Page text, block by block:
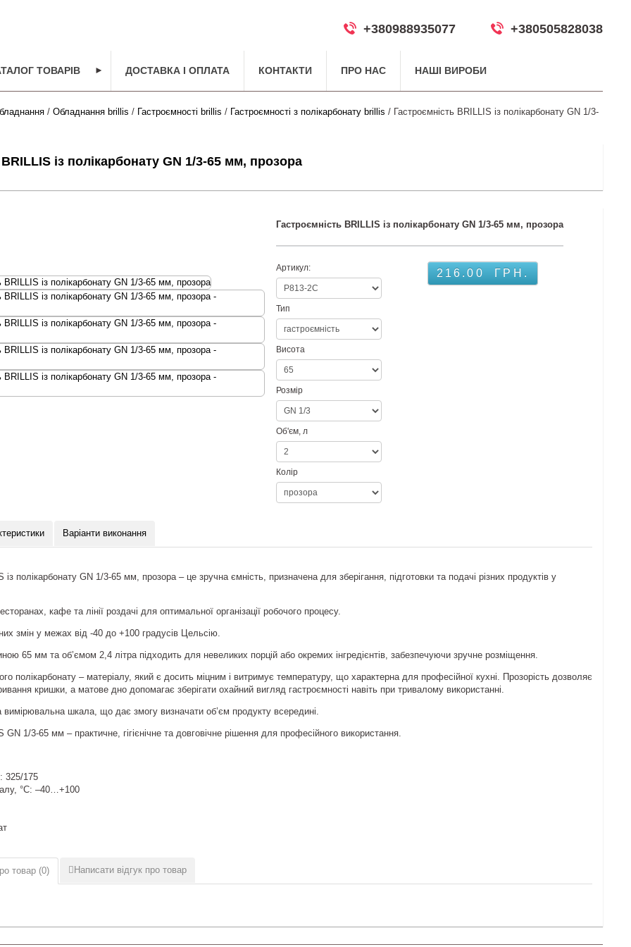
+380505828038
+380988935077
ТОВАРІВ ► ДОСТАВКА І ОПЛАТА КОНТАКТИ ПРО НАС НАШІ ВИРОБИ
/ Обладнання brillis / Гастроємності brillis / Гастроємності з полікарбонату brillis / Гастроємність BRILLIS із полікарбонату GN 1/3-
із полікарбонату GN 1/3-65 мм, прозора
Гастроємність BRILLIS із полікарбонату GN 1/3-65 мм, прозора
216.00 ГРН.
Артикул:
Тип
Висота
Розмір
Об'єм, л
Колір
Варіанти виконання
із полікарбонату GN 1/3-65 мм, прозора – це зручна ємність, призначена для зберігання, підготовки та подачі різних продуктів у
кафе та лінії роздачі для оптимальної організації робочого процесу.
змін у межах від -40 до +100 градусів Цельсію.
65 мм та об’ємом 2,4 літра підходить для невеликих порцій або окремих інгредієнтів, забезпечуючи зручне розміщення.
полікарбонату – матеріалу, який є досить міцним і витримує температуру, що характерна для професійної кухні. Прозорість дозволяє
кришки, а матове дно допомагає зберігати охайний вигляд гастроємності навіть при тривалому використанні.
вимірювальна шкала, що дає змогу визначати об’єм продукту всередині.
GN 1/3-65 мм – практичне, гігієнічне та довговічне рішення для професійного використання.
325/175
°C: –40…+100
товар (0) Написати відгук про товар